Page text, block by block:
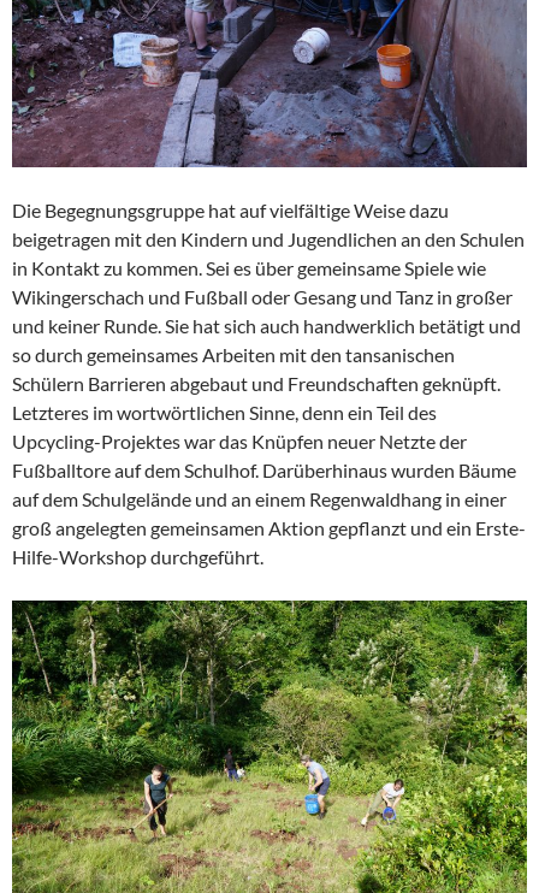
Die Begegnungsgruppe hat auf vielfältige Weise dazu
beigetragen mit den Kindern und Jugendlichen an den Schulen
in Kontakt zu kommen. Sei es über gemeinsame Spiele wie
Wikingerschach und Fußball oder Gesang und Tanz in großer
und keiner Runde. Sie hat sich auch handwerklich betätigt und
so durch gemeinsames Arbeiten mit den tansanischen
Schülern Barrieren abgebaut und Freundschaften geknüpft.
Letzteres im wortwörtlichen Sinne, denn ein Teil des
Upcycling-Projektes war das Knüpfen neuer Netzte der
Fußballtore auf dem Schulhof. Darüberhinaus wurden Bäume
auf dem Schulgelände und an einem Regenwaldhang in einer
groß angelegten gemeinsamen Aktion gepflanzt und ein Erste-
Hilfe-Workshop durchgeführt.